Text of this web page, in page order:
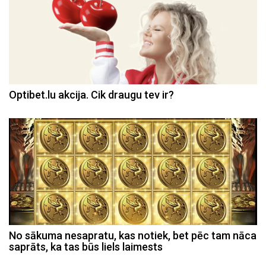
Optibet.lu akcija. Cik draugu tev ir?
No sākuma nesapratu, kas notiek, bet pēc tam nāca
saprāts, ka tas būs liels laimests